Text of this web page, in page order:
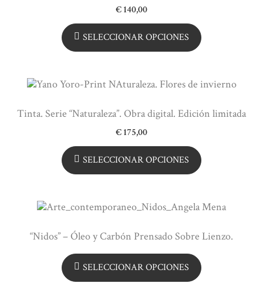
€140,00
SELECCIONAR OPCIONES
Tinta. Serie “Naturaleza”. Obra digital. Edición limitada
€175,00
SELECCIONAR OPCIONES
“Nidos” – Óleo y Carbón Prensado Sobre Lienzo.
SELECCIONAR OPCIONES